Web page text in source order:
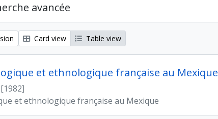
avancée
Card view Table view
et ethnologique française au Mexique
et ethnologique française au Mexique